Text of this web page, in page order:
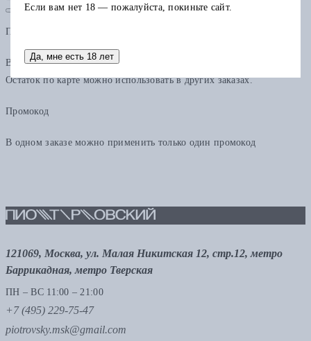
Подарочная карта
В одном заказе можно применить только одну подарочную карту.
Остаток по карте можно использовать в других заказах.
Промокод
В одном заказе можно применить только один промокод
121069, Москва, ул. Малая Никитская 12, стр.12, метро
Баррикадная, метро Тверская
ПН – ВС 11:00 – 21:00
+7 (495) 229-75-47
piotrovsky.msk@gmail.com
Если вам нет 18 — пожалуйста, покиньте сайт.
Да, мне есть 18 лет